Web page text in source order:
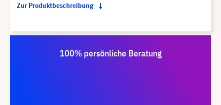
Zur Produktbeschreibung
100% persönliche Beratung